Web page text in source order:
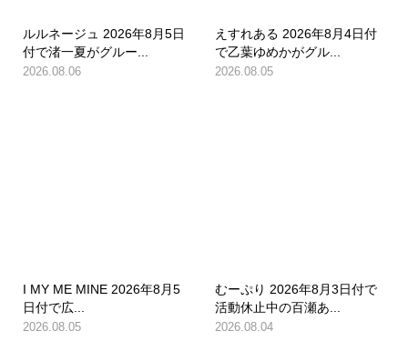
ルルネージュ 2026年8月5日
付で渚一夏がグルー...
2026.08.06
えすれある 2026年8月4日付
で乙葉ゆめかがグル...
2026.08.05
I MY ME MINE 2026年8月5
日付で広...
2026.08.05
むーぷり 2026年8月3日付で
活動休止中の百瀬あ...
2026.08.04